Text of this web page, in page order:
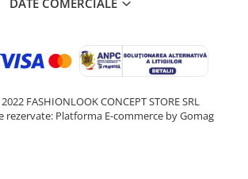
DATE COMERCIALE
FASHIONLOOK CONCEPT STORE SRL
rezervate: Platforma E-commerce by Gomag